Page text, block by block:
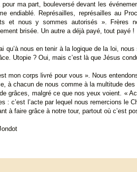
ma part, bouleversé devant les
endiablé. Représailles, représailles au
et nous y sommes autorisés ». Frères
brisée. Un autre a déjà payé, tout payé !
qu’à nous en tenir à la logique de la loi,
Utopie ? Oui, mais c’est là que Jésus
mon corps livré pour vous ». Nous
à chacun de nous comme à la multitude
de grâces, malgré ce que nos yeux voient. «
: c’est l’acte par lequel nous remercions le
à faire grâce à notre tour, partout où c’est